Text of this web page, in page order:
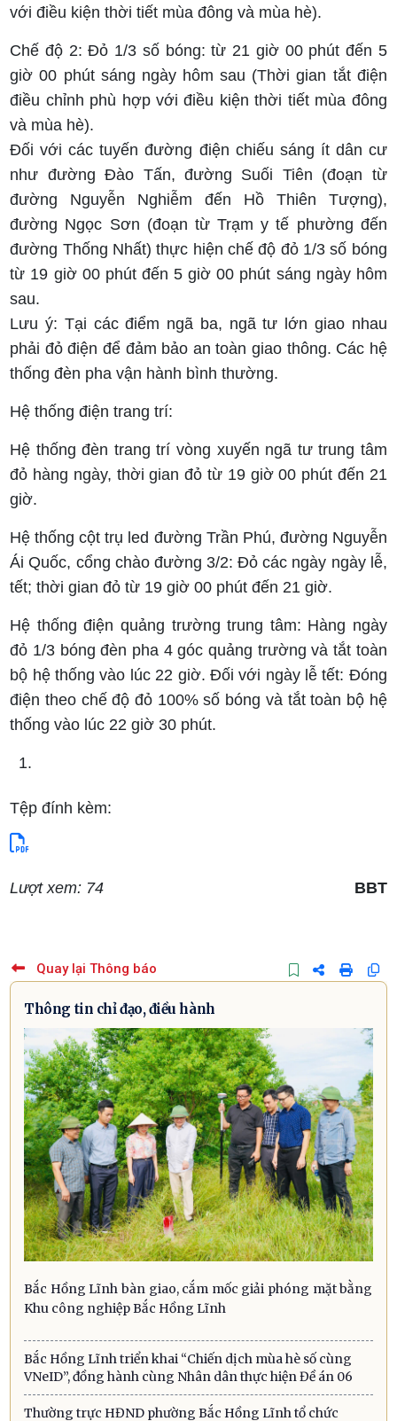
với điều kiện thời tiết mùa đông và mùa hè).
Chế độ 2: Đỏ 1/3 số bóng: từ 21 giờ 00 phút đến 5
giờ 00 phút sáng ngày hôm sau (Thời gian tắt điện
điều chỉnh phù hợp với điều kiện thời tiết mùa đông
và mùa hè).
Đối với các tuyến đường điện chiếu sáng ít dân cư
như đường Đào Tấn, đường Suối Tiên (đoạn từ
đường Nguyễn Nghiễm đến Hồ Thiên Tượng),
đường Ngọc Sơn (đoạn từ Trạm y tế phường đến
đường Thống Nhất) thực hiện chế độ đỏ 1/3 số bóng
từ 19 giờ 00 phút đến 5 giờ 00 phút sáng ngày hôm
sau.
Lưu ý: Tại các điểm ngã ba, ngã tư lớn giao nhau
phải đỏ điện để đảm bảo an toàn giao thông. Các hệ
thống đèn pha vận hành bình thường.
Hệ thống điện trang trí:
Hệ thống đèn trang trí vòng xuyến ngã tư trung tâm
đỏ hàng ngày, thời gian đỏ từ 19 giờ 00 phút đến 21
giờ.
Hệ thống cột trụ led đường Trần Phú, đường Nguyễn
Ái Quốc, cổng chào đường 3/2: Đỏ các ngày ngày lễ,
tết; thời gian đỏ từ 19 giờ 00 phút đến 21 giờ.
Hệ thống điện quảng trường trung tâm: Hàng ngày
đỏ 1/3 bóng đèn pha 4 góc quảng trường và tắt toàn
bộ hệ thống vào lúc 22 giờ. Đối với ngày lễ tết: Đóng
điện theo chế độ đỏ 100% số bóng và tắt toàn bộ hệ
thống vào lúc 22 giờ 30 phút.
Tệp đính kèm:
Lượt xem: 74 BBT
Quay lại Thông báo
Thông tin chỉ đạo, điều hành
Bắc Hồng Lĩnh bàn giao, cắm mốc giải phóng mặt bằng
Khu công nghiệp Bắc Hồng Lĩnh
Bắc Hồng Lĩnh triển khai “Chiến dịch mùa hè số cùng
VNeID”, đồng hành cùng Nhân dân thực hiện Đề án 06
Thường trực HĐND phường Bắc Hồng Lĩnh tổ chức